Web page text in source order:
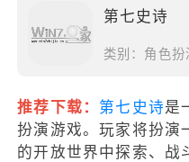
第七史诗
类别： 角色扮
推荐下载： 第七史诗是
扮演游戏。玩家将扮演
的开放世界中探索、战